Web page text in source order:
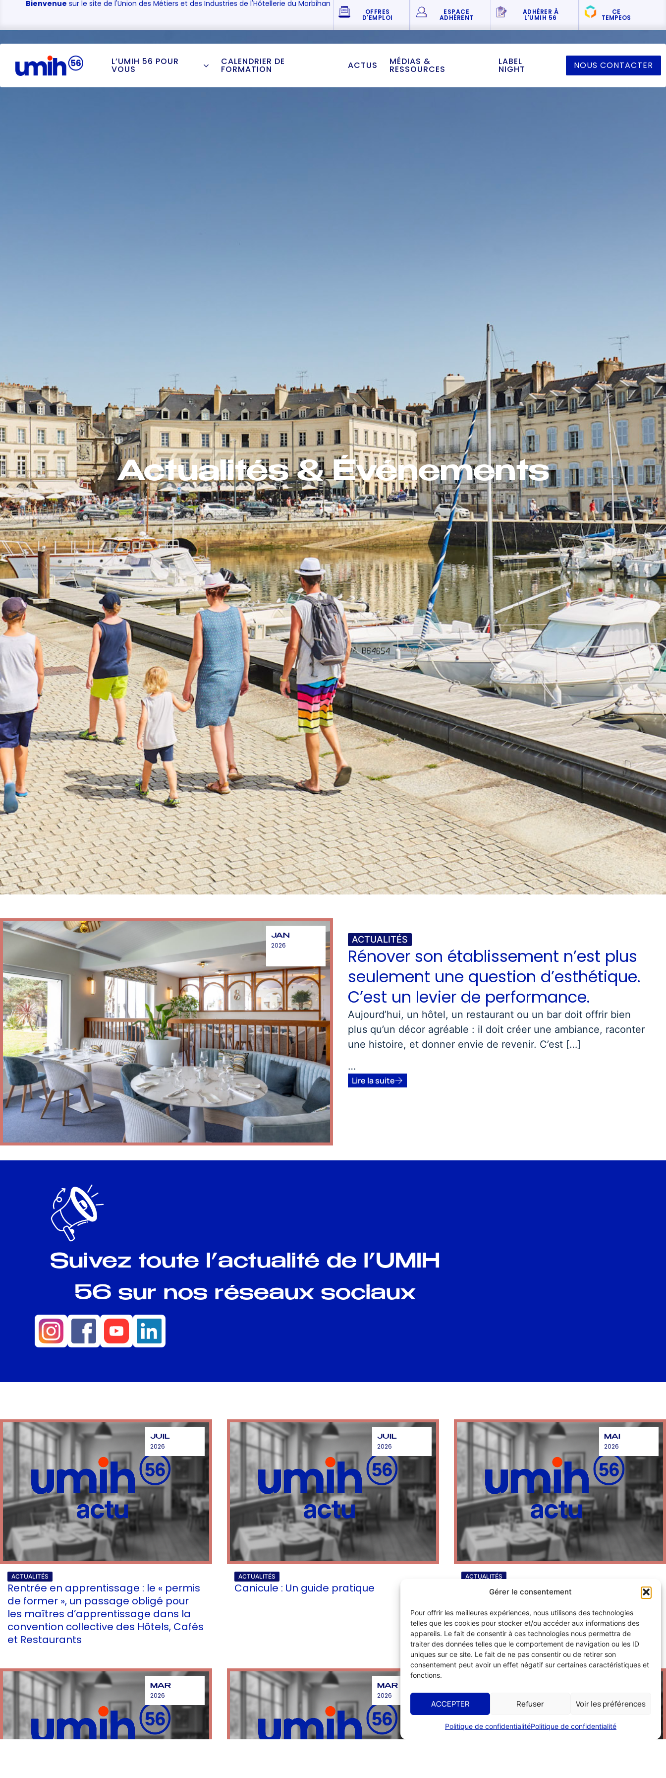
Gérer le consentement
Pour offrir les meilleures expériences, nous utilisons des technologies
telles que les cookies pour stocker et/ou accéder aux informations des
appareils. Le fait de consentir à ces technologies nous permettra de
traiter des données telles que le comportement de navigation ou les ID
uniques sur ce site. Le fait de ne pas consentir ou de retirer son
consentement peut avoir un effet négatif sur certaines caractéristiques et
fonctions.
ACCEPTER Refuser Voir les préférences
Politique de confidentialitéPolitique de confidentialité
Bienvenue sur le site de l'Union des Métiers et des Industries de l'Hôtellerie du Morbihan
OFFRES
D'EMPLOI
ESPACE
ADHÉRENT
ADHÉRER À
L'UMIH 56
CE
TEMPEOS
L’UMIH 56 POUR
VOUS
CALENDRIER DE
FORMATION ACTUS MÉDIAS &
RESSOURCES
LABEL
NIGHT NOUS CONTACTER
Actualités & Événements
JAN
2026
ACTUALITÉS
Rénover son établissement n’est plus
seulement une question d’esthétique.
C’est un levier de performance.
Aujourd’hui, un hôtel, un restaurant ou un bar doit offrir bien
plus qu’un décor agréable : il doit créer une ambiance, raconter
une histoire, et donner envie de revenir. C’est […]
…
Lire la suite
Suivez toute l’actualité de l’UMIH
56 sur nos réseaux sociaux
JUIL
2026
ACTUALITÉS
Rentrée en apprentissage : le « permis
de former », un passage obligé pour
les maîtres d’apprentissage dans la
convention collective des Hôtels, Cafés
et Restaurants
JUIL
2026
ACTUALITÉS
Canicule : Un guide pratique
MAI
2026
ACTUALITÉS
Afterwork UMIH 56 : on se retrouve le 8
MAR
2026
MAR
2026